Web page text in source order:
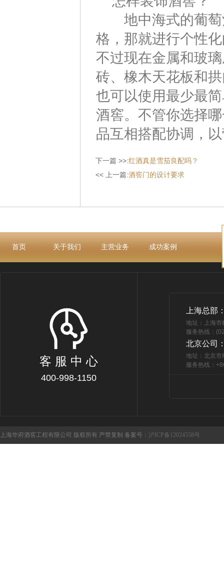
地中海式的葡萄
格，那就进行个性
不过现在金属和玻
砖、橡木天花板和
也可以使用最少最
酒窖。不管你选择
品互相搭配协调，
下一篇 >>:红酒真是雪茄良配吗？
<< 上一篇:酒窖门的设计要求
首页 关于我们 主营业务 成功案例
客 服 中 心
400-998-1150
上海总部
地址：上海
服务热线：
北京公司
地址：北京市
服务热线：
上海华府酒窖工程有限公司 版权所有 严禁复制 备案号： 沪ICP备12024558号